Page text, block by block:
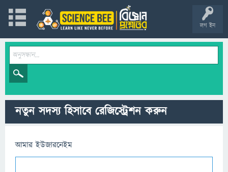
লগ ইন
নতুন সদস্য হিসাবে রেজিস্ট্রেশন করুন
আমার ইউজারনেইম